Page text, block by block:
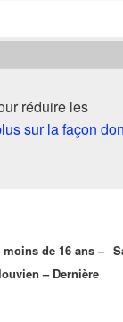
réduire les
sur la façon
de 16 ans –
– Dernière